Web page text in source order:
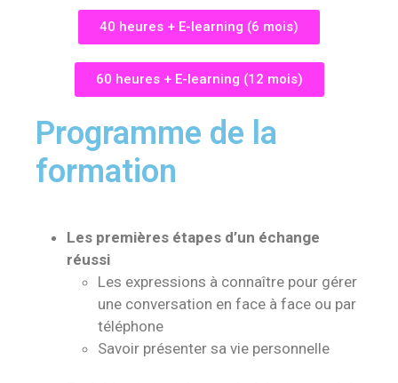
40 heures + E-learning (6 mois)
60 heures + E-learning (12 mois)
Programme de la
formation
Les premières étapes d’un échange
réussi
Les expressions à connaître pour gérer
une conversation en face à face ou par
téléphone
Savoir présenter sa vie personnelle